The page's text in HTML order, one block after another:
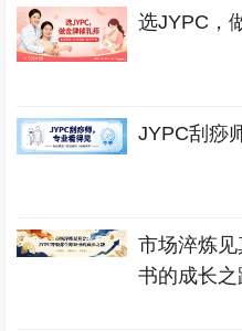
选JYPC，
JYPC刮痧
市场淬炼
书的成长之